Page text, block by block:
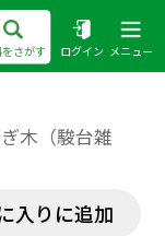
さがす ログイン メニュー
木（駿台雑
入りに追加